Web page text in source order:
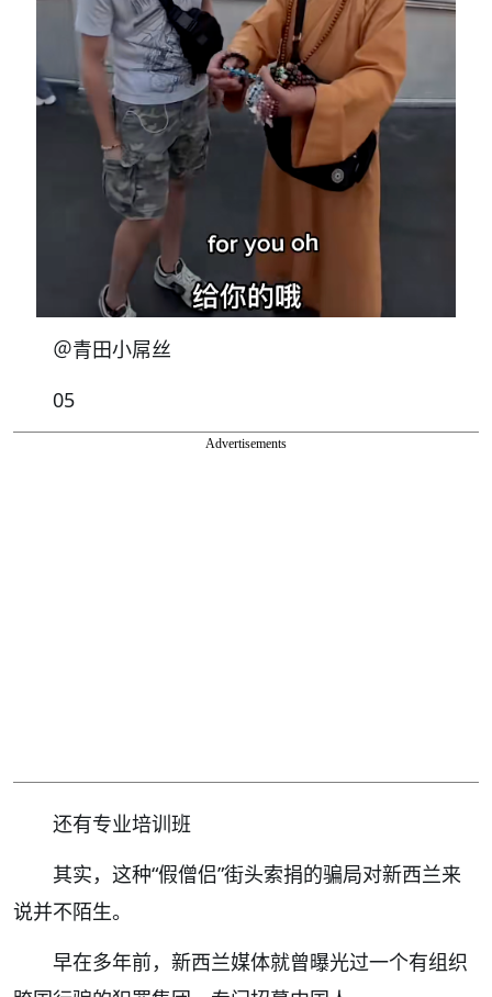
＠青田小屌丝
05
Advertisements
还有专业培训班
其实，这种“假僧侣”街头索捐的骗局对新西兰来
说并不陌生。
早在多年前，新西兰媒体就曾曝光过一个有组织